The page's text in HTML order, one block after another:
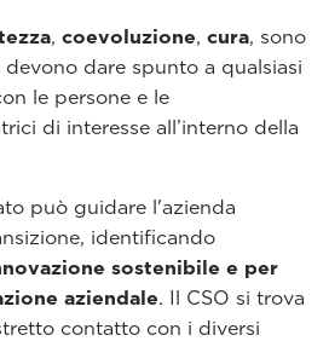
, coevoluzione, cura, sono
dare spunto a qualsiasi
le persone e le
di interesse all’interno della
può guidare l'azienda
identificando
sostenibile e per
aziendale. Il CSO si trova
contatto con i diversi